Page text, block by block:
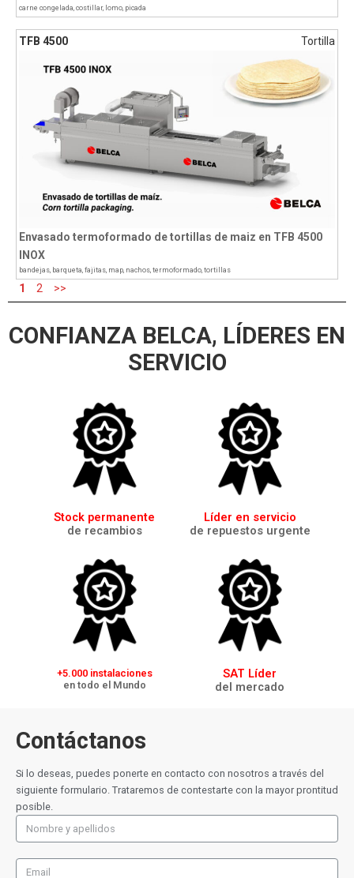
carne congelada costillar, lomo picada
TFB 4500 Tortilla
Envasado termoformado de tortillas de maiz en TFB 4500
INOX
bandejas barqueta fajitas map nachos termoformado tortillas
1 2 >>
CONFIANZA BELCA, LÍDERES EN
SERVICIO
Stock permanente
de recambios
Líder en servicio
de repuestos urgente
+5.000 instalaciones
en todo el Mundo
SAT Líder
del mercado
Contáctanos
Si lo deseas, puedes ponerte en contacto con nosotros a través del
siguiente formulario. Trataremos de contestarte con la mayor prontitud
posible.